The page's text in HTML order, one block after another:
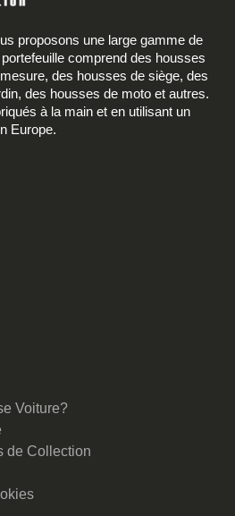
proposons une large gamme de
comprend des housses
des housses de siège, des
des housses de moto et autres.
à la main et en utilisant un
Europe.
Voiture?
de Collection